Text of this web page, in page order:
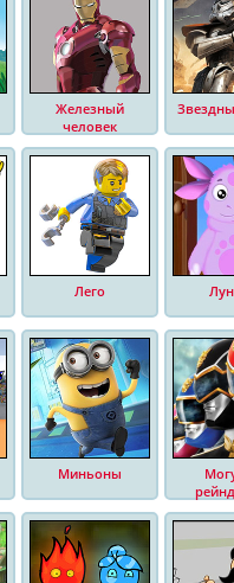
Железный
человек
Лего
Миньоны